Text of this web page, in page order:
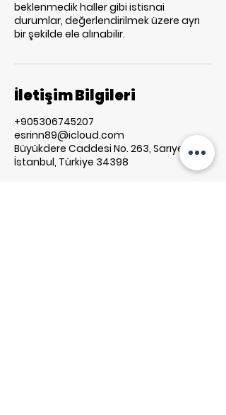
beklenmedik haller gibi istisnai
durumlar, değerlendirilmek üzere ayrı
bir şekilde ele alınabilir.
İletişim Bilgileri
+905306745207
esrinn89@icloud.com
Büyükdere Caddesi No. 263, Sarıyer,
İstanbul, Türkiye 34398